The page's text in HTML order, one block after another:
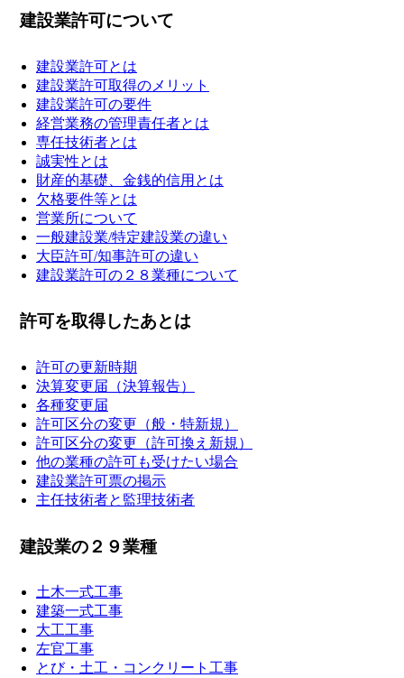
建設業許可について
建設業許可とは
建設業許可取得のメリット
建設業許可の要件
経営業務の管理責任者とは
専任技術者とは
誠実性とは
財産的基礎、金銭的信用とは
欠格要件等とは
営業所について
一般建設業/特定建設業の違い
大臣許可/知事許可の違い
建設業許可の２８業種について
許可を取得したあとは
許可の更新時期
決算変更届（決算報告）
各種変更届
許可区分の変更（般・特新規）
許可区分の変更（許可換え新規）
他の業種の許可も受けたい場合
建設業許可票の掲示
主任技術者と監理技術者
建設業の２９業種
土木一式工事
建築一式工事
大工工事
左官工事
とび・土工・コンクリート工事